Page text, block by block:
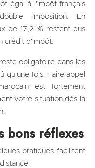
égal à l'impôt français
imposition. En
de 17,2 % restent dus
crédit d'impôt.
obligatoire dans les
qu'une fois. Faire appel
est fortement
votre situation dès la
bons réflexes
pratiques facilitent
: